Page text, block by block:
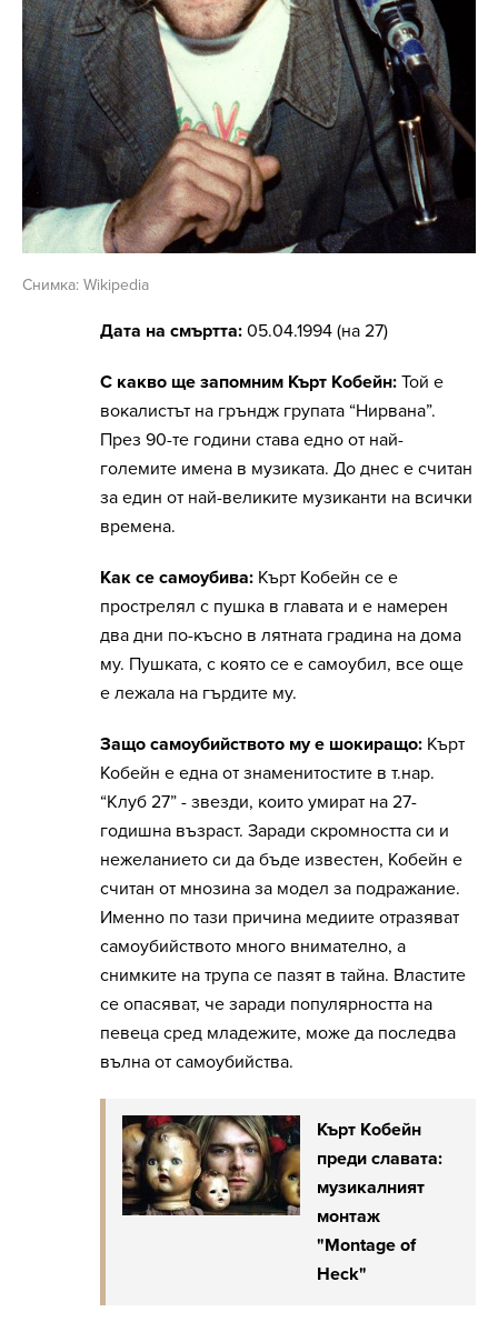
Снимка: Wikipedia
Дата на смъртта: 05.04.1994 (на 27)
С какво ще запомним Кърт Кобейн: Той е
вокалистът на гръндж групата “Нирвана”.
През 90-те години става едно от най-
големите имена в музиката. До днес е считан
за един от най-великите музиканти на всички
времена.
Как се самоубива: Кърт Кобейн се е
прострелял с пушка в главата и е намерен
два дни по-късно в лятната градина на дома
му. Пушката, с която се е самоубил, все още
е лежала на гърдите му.
Защо самоубийството му е шокиращо: Кърт
Кобейн е една от знаменитостите в т.нар.
“Клуб 27” - звезди, които умират на 27-
годишна възраст. Заради скромността си и
нежеланието си да бъде известен, Кобейн е
считан от мнозина за модел за подражание.
Именно по тази причина медиите отразяват
самоубийството много внимателно, а
снимките на трупа се пазят в тайна. Властите
се опасяват, че заради популярността на
певеца сред младежите, може да последва
вълна от самоубийства.
Кърт Кобейн
преди славата:
музикалният
монтаж
"Montage of
Heck"